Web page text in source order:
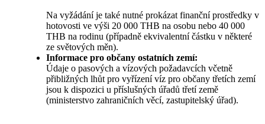
Na vyžádání je také nutné prokázat finanční prostředky v
hotovosti ve výši 20 000 THB na osobu nebo 40 000
THB na rodinu (případně ekvivalentní částku v některé
ze světových měn).
Informace pro občany ostatních zemí:
Údaje o pasových a vízových požadavcích včetně
přibližných lhůt pro vyřízení víz pro občany třetích zemí
jsou k dispozici u příslušných úřadů třetí země
(ministerstvo zahraničních věcí, zastupitelský úřad).